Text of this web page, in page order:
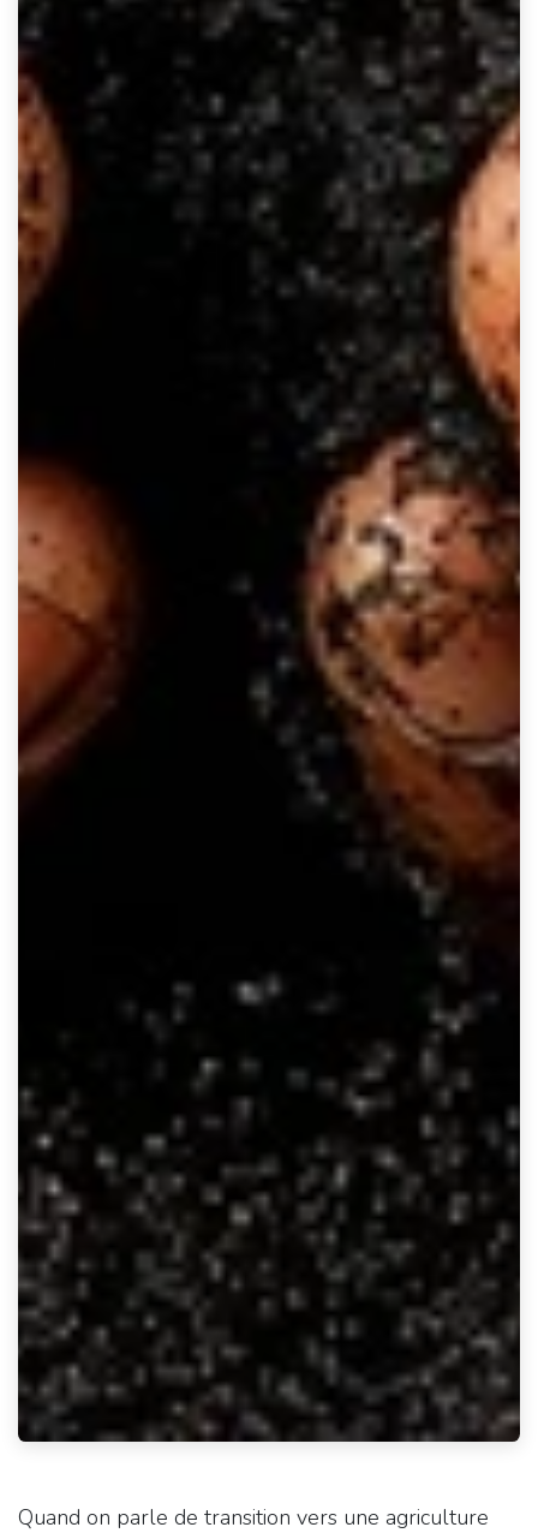
Quand on parle de transition vers une agriculture